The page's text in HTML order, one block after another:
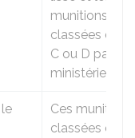
munitions
classées en
C ou D par
ministérielle.
Ces
classées en